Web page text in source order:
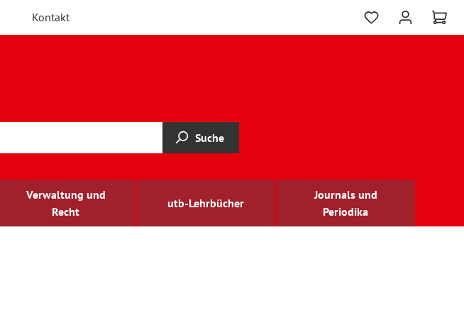
Kontakt
Suche
Verwaltung und
Recht
utb-Lehrbücher
Journals und
Periodika